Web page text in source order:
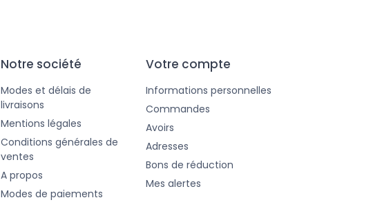
Notre société
Modes et délais de
livraisons
Mentions légales
Conditions générales de
ventes
A propos
Modes de paiements
Votre compte
Informations personnelles
Commandes
Avoirs
Adresses
Bons de réduction
Mes alertes